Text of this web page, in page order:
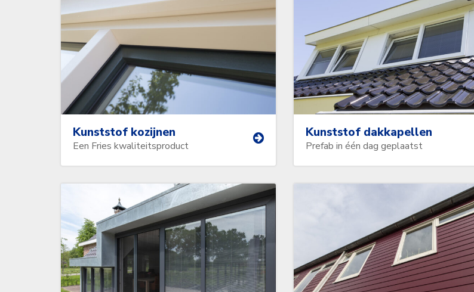
Kunststof kozijnen
Een Fries kwaliteitsproduct
Kunststof dakkapellen
Prefab in één dag geplaatst